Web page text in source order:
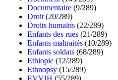
Documentaire (9/289)
Droit (20/289)
Droits humains (22/289)
Enfants des rues (21/289)
Enfants maltraités (10/289)
Enfants soldats (68/289)
Ethiopie (12/289)
Ethnopsy (15/289)
EVVIH (55/289)